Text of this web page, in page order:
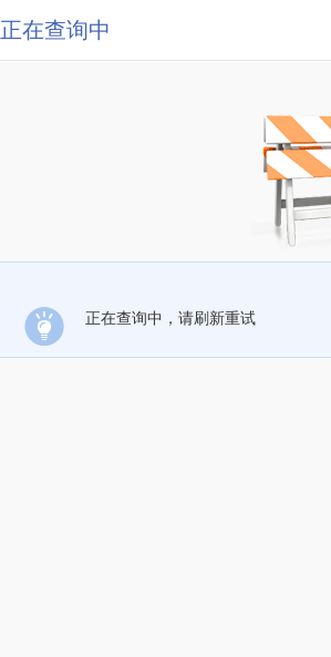
正在查询中
正在查询中，请刷新重试